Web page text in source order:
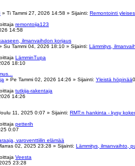
» Ti Tammi 27, 2026 14:58 » Sijainti: Remontointi
remontoija123
14:58
ilmanvaihdon korjaus
Su Tammi 04, 2026 18:10 » Sijainti: Lämmitys,
LämminTupa
18:10
» Pe Tammi 02, 2026 14:26 » Sijainti: Yleistä höpinää
tutkija-rakentaja
14:26
11, 2025 0:07 » Sijainti: RMT:n hankinta - kysy
petterih
0:07
varoventtiilin elämää
02, 2025 23:28 » Sijainti: Lämmitys, ilmanvaihto,
Veesta
23:28